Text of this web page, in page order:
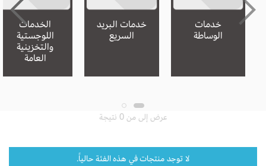
خدمات
الوساطة
خدمات البريد
السريع
الخدمات
اللوجستية
والتخزينية
العامة
عرض إلى من 0 نتيجة
لا توجد منتجات في هذه الفئة حالياً.